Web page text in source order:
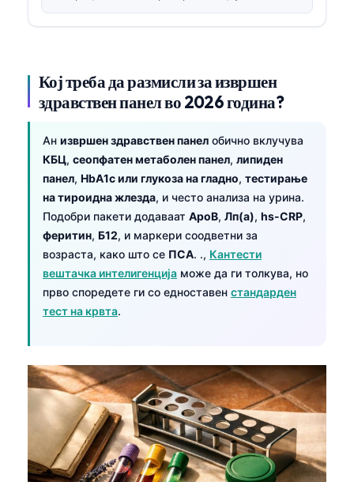
Кој треба да размисли за извршен
здравствен панел во 2026 година?
Ан извршен здравствен панел обично вклучува
КБЦ, сеопфатен метаболен панел, липиден
панел, HbA1c или глукоза на гладно, тестирање
на тироидна жлезда, и често анализа на урина.
Подобри пакети додаваат ApoB, Лп(а), hs-CRP,
феритин, Б12, и маркери соодветни за
возраста, како што се ПСА. ., Кантести
вештачка интелигенција може да ги толкува, но
прво споредете ги со едноставен стандарден
тест на крвта.